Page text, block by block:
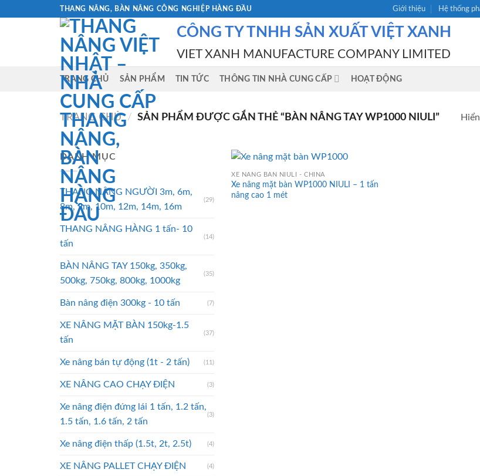
THANG NÂNG, BÀN NÂNG CÔNG NGHIỆP HÀNG ĐẦU Giới thiệu Hệ thống
CÔNG TY TNHH SẢN XUẤT VIỆT XANH
VIET XANH MANUFACTURE COMPANY LIMITED
TRANG CHỦ SẢN PHẨM TIN TỨC THÔNG TIN NHÀ CUNG CẤP HOẠT ĐỘNG
TRANG CHỦ / SẢN PHẨM ĐƯỢC GẮN THẺ “BÀN NÂNG TAY WP1000 NIULI”
DANH MỤC
THANG NÂNG NGƯỜI 3m, 6m,
8m, 9m, 10m, 12m, 14m, 16m
(29)
THANG NÂNG HÀNG 1 tấn- 10
tấn
(14)
BÀN NÂNG TAY 150kg, 350kg,
500kg, 750kg, 800kg, 1000kg
(35)
Bàn nâng điện 300kg - 10 tấn (7)
XE NÂNG MẶT BÀN 150kg-1.5
tấn
(37)
Xe nâng bán tự động (1t - 2 tấn) (11)
XE NÂNG CAO CHẠY ĐIỆN (3)
Xe nâng điện đứng lái 1 tấn, 1.2 tấn,
1.5 tấn, 1.6 tấn, 2 tấn
(3)
Xe nâng điện thấp (1.5t, 2t, 2.5t) (4)
XE NÂNG PALLET CHẠY ĐIỆN (4)
XE NÂNG BÀN NIULI - CHINA
Xe nâng mặt bàn WP1000 NIULI – 1 tấn
nâng cao 1 mét